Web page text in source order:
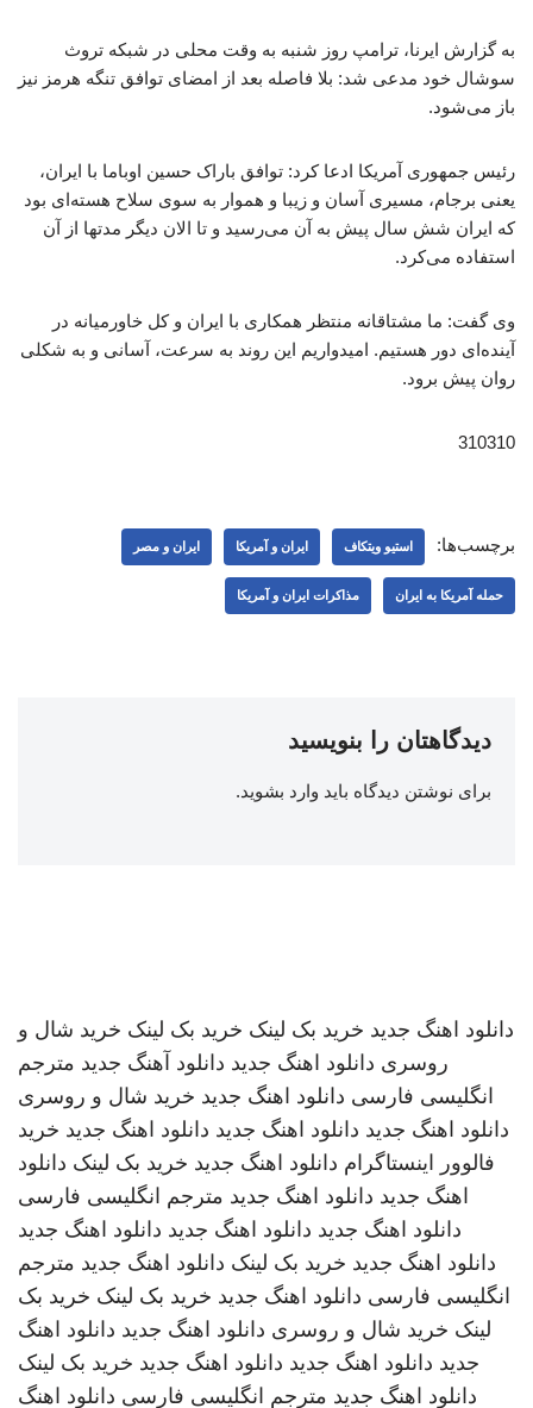
به گزارش ایرنا، ترامپ روز شنبه به وقت محلی در شبکه تروث
سوشال خود مدعی شد: بلا فاصله بعد از امضای توافق تنگه هرمز نیز
باز می‌شود.
رئیس جمهوری آمریکا ادعا کرد: توافق باراک حسین اوباما با ایران،
یعنی برجام، مسیری آسان و زیبا و هموار به سوی سلاح هسته‌ای بود
که ایران شش سال پیش به آن می‌رسید و تا الان دیگر مدتها از آن
استفاده می‌کرد.
وی گفت: ما مشتاقانه منتظر همکاری با ایران و کل خاورمیانه در
آینده‌ای دور هستیم. امیدواریم این روند به سرعت، آسانی و به شکلی
روان پیش برود.
310310
برچسب‌ها: استیو ویتکاف ایران و آمریکا ایران و مصر
حمله آمریکا به ایران مذاکرات ایران و آمریکا
دیدگاهتان را بنویسید
برای نوشتن دیدگاه باید وارد بشوید.
دانلود اهنگ جدید خرید بک لینک خرید بک لینک خرید شال و
روسری دانلود اهنگ جدید دانلود آهنگ جدید مترجم
انگلیسی فارسی دانلود اهنگ جدید خرید شال و روسری
دانلود اهنگ جدید دانلود اهنگ جدید دانلود اهنگ جدید خرید
فالوور اینستاگرام دانلود اهنگ جدید خرید بک لینک دانلود
اهنگ جدید دانلود اهنگ جدید مترجم انگلیسی فارسی
دانلود اهنگ جدید دانلود اهنگ جدید دانلود اهنگ جدید
دانلود اهنگ جدید خرید بک لینک دانلود اهنگ جدید مترجم
انگلیسی فارسی دانلود اهنگ جدید خرید بک لینک خرید بک
لینک خرید شال و روسری دانلود اهنگ جدید دانلود اهنگ
جدید دانلود اهنگ جدید دانلود اهنگ جدید خرید بک لینک
دانلود اهنگ جدید مترجم انگلیسی فارسی دانلود اهنگ